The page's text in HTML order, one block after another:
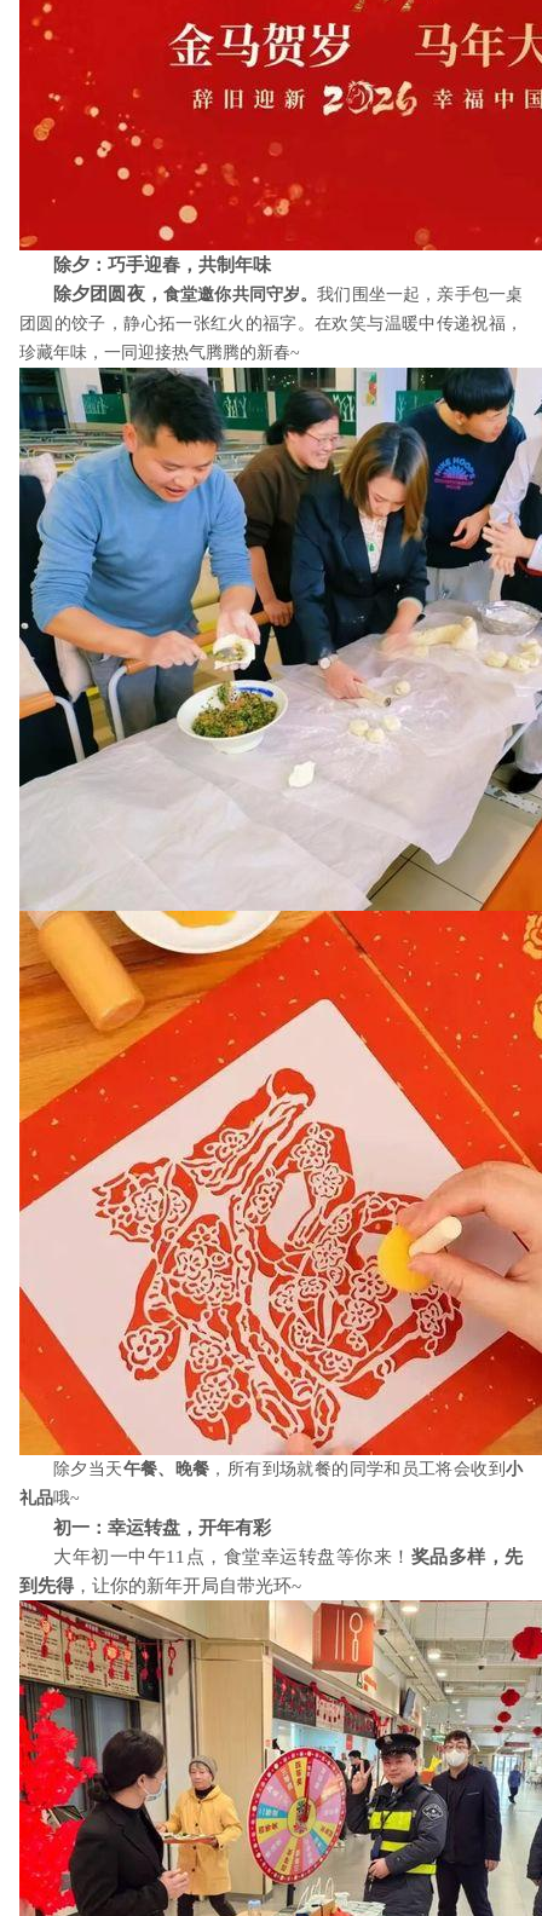
除夕：巧手迎春，共制年味
除夕团圆夜， 食堂邀你共同守岁。我们围坐一起， 亲手包一桌
团圆的饺子，静心拓一张红火的福字。在欢笑与温暖中 传递祝福，
珍藏年味， 一同迎接热气腾腾的新春~
除夕当天午餐、晚餐 ，所有到场就餐的同学和员工将会收到小
礼品哦~
初一：幸运转盘，开年有彩
大年初一中午11 点，食堂幸运转盘等你来！ 奖品多样，先
到先得 ，让你的新年开局自带光环~